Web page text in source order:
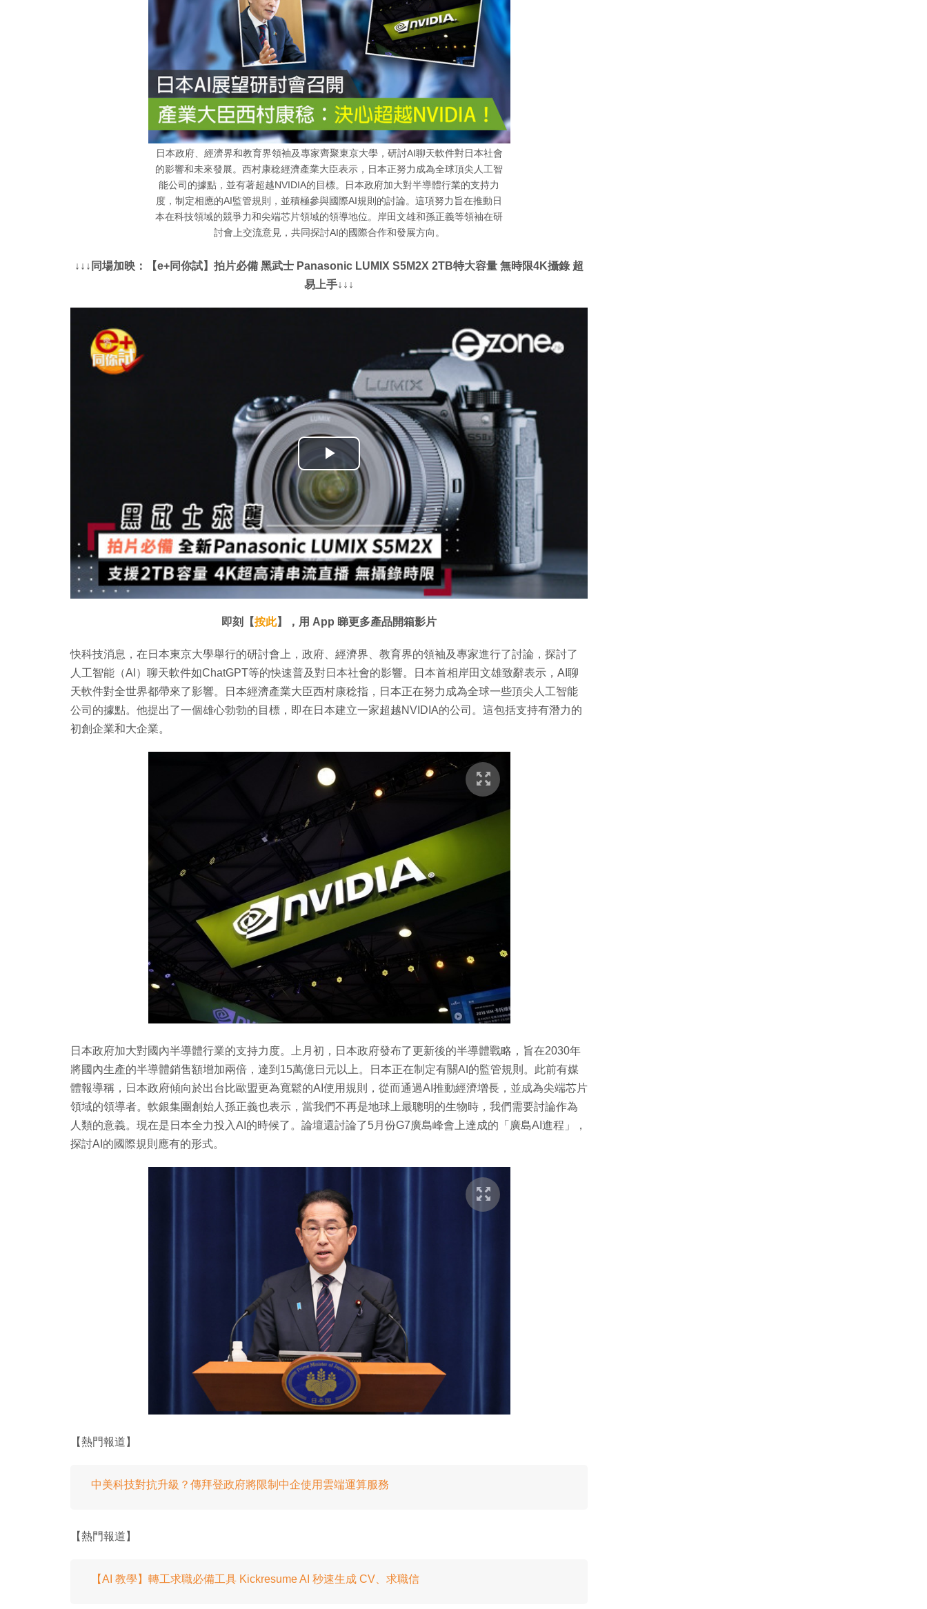
日本政府、經濟界和教育界領袖及專家齊聚東京大學，研討AI聊天軟件對日本社會
的影響和未來發展。西村康稔經濟產業大臣表示，日本正努力成為全球頂尖人工智
能公司的據點，並有著超越NVIDIA的目標。日本政府加大對半導體行業的支持力
度，制定相應的AI監管規則，並積極參與國際AI規則的討論。這項努力旨在推動日
本在科技領域的競爭力和尖端芯片領域的領導地位。岸田文雄和孫正義等領袖在研
討會上交流意見，共同探討AI的國際合作和發展方向。
↓↓↓同場加映：【e+同你試】拍片必備 黑武士 Panasonic LUMIX S5M2X 2TB特大容量 無時限4K攝錄 超
易上手↓↓↓
播
放
影
片
即刻【按此】，用 App 睇更多產品開箱影片
快科技消息，在日本東京大學舉行的研討會上，政府、經濟界、教育界的領袖及專家進行了討論，探討了
人工智能（AI）聊天軟件如ChatGPT等的快速普及對日本社會的影響。日本首相岸田文雄致辭表示，AI聊
天軟件對全世界都帶來了影響。日本經濟產業大臣西村康稔指，日本正在努力成為全球一些頂尖人工智能
公司的據點。他提出了一個雄心勃勃的目標，即在日本建立一家超越NVIDIA的公司。這包括支持有潛力的
初創企業和大企業。
日本政府加大對國內半導體行業的支持力度。上月初，日本政府發布了更新後的半導體戰略，旨在2030年
將國內生產的半導體銷售額增加兩倍，達到15萬億日元以上。日本正在制定有關AI的監管規則。此前有媒
體報導稱，日本政府傾向於出台比歐盟更為寬鬆的AI使用規則，從而通過AI推動經濟增長，並成為尖端芯片
領域的領導者。軟銀集團創始人孫正義也表示，當我們不再是地球上最聰明的生物時，我們需要討論作為
人類的意義。現在是日本全力投入AI的時候了。論壇還討論了5月份G7廣島峰會上達成的「廣島AI進程」，
探討AI的國際規則應有的形式。
【熱門報道】
中美科技對抗升級？傳拜登政府將限制中企使用雲端運算服務
【熱門報道】
【AI 教學】轉工求職必備工具 Kickresume AI 秒速生成 CV、求職信